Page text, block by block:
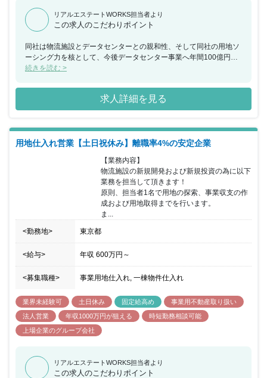
リアルエステートWORKS担当者より
この求人のこだわりポイント
同社は物流施設とデータセンターとの親和性、そして同社の用地ソ
ーシング力を核として、今後データセンター事業へ年間100億円超
の規模で積極的に継続投資を行っていく計画となっています。 事業
続きを読む >
求人詳細を見る
用地仕入れ営業【土日祝休み】離職率4%の安定企業
【業務内容】
物流施設の新規開発および新規投資の為に以下
業務を担当して頂きます！
原則、担当者1名で用地の探索、事業収支の作
成および用地取得までを行います。
ま...
<勤務地> 東京都
<給与> 年収 600万円 ～
<募集職種> 事業用地仕入れ, 一棟物件仕入れ
業界未経験可 土日休み 固定給高め
事業用不動産取り扱い
法人営業
年収1000万円が狙える
時短勤務相談可能
上場企業のグループ会社
リアルエステートWORKS担当者より
この求人のこだわりポイント